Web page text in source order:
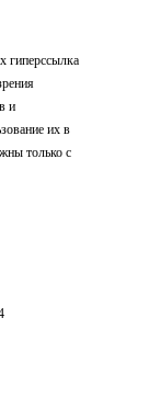
гиперссылка
и
их в
только с